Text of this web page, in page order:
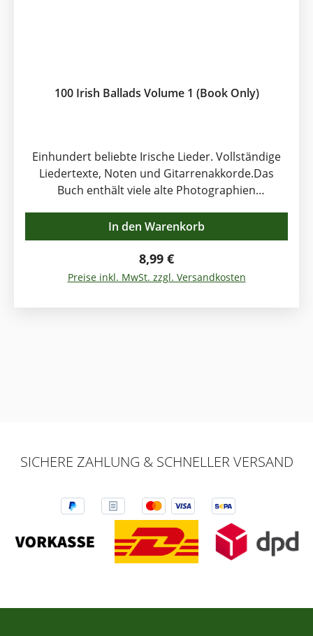
100 Irish Ballads Volume 1 (Book Only)
Einhundert beliebte Irische Lieder. Vollständige
Liedertexte, Noten und Gitarrenakkorde.Das
Buch enthält viele alte Photographien
Zeiten. Die Sammlung umfasst beliebte Titel wie
Sally Gardens, Cockles and Mussels,
Carrickfergus, Wild Rover, Cliffs of Doneen,
Spanish Lady, Black Velvet Band....
Regulärer Preis:
8,99 €
Preise inkl. MwSt. zzgl. Versandkosten
In den Warenkorb
SICHERE ZAHLUNG & SCHNELLER VERSAND